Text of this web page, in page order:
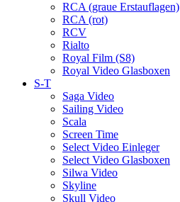
RCA (graue Erstauflagen)
RCA (rot)
RCV
Rialto
Royal Film (S8)
Royal Video Glasboxen
S-T
Saga Video
Sailing Video
Scala
Screen Time
Select Video Einleger
Select Video Glasboxen
Silwa Video
Skyline
Skull Video